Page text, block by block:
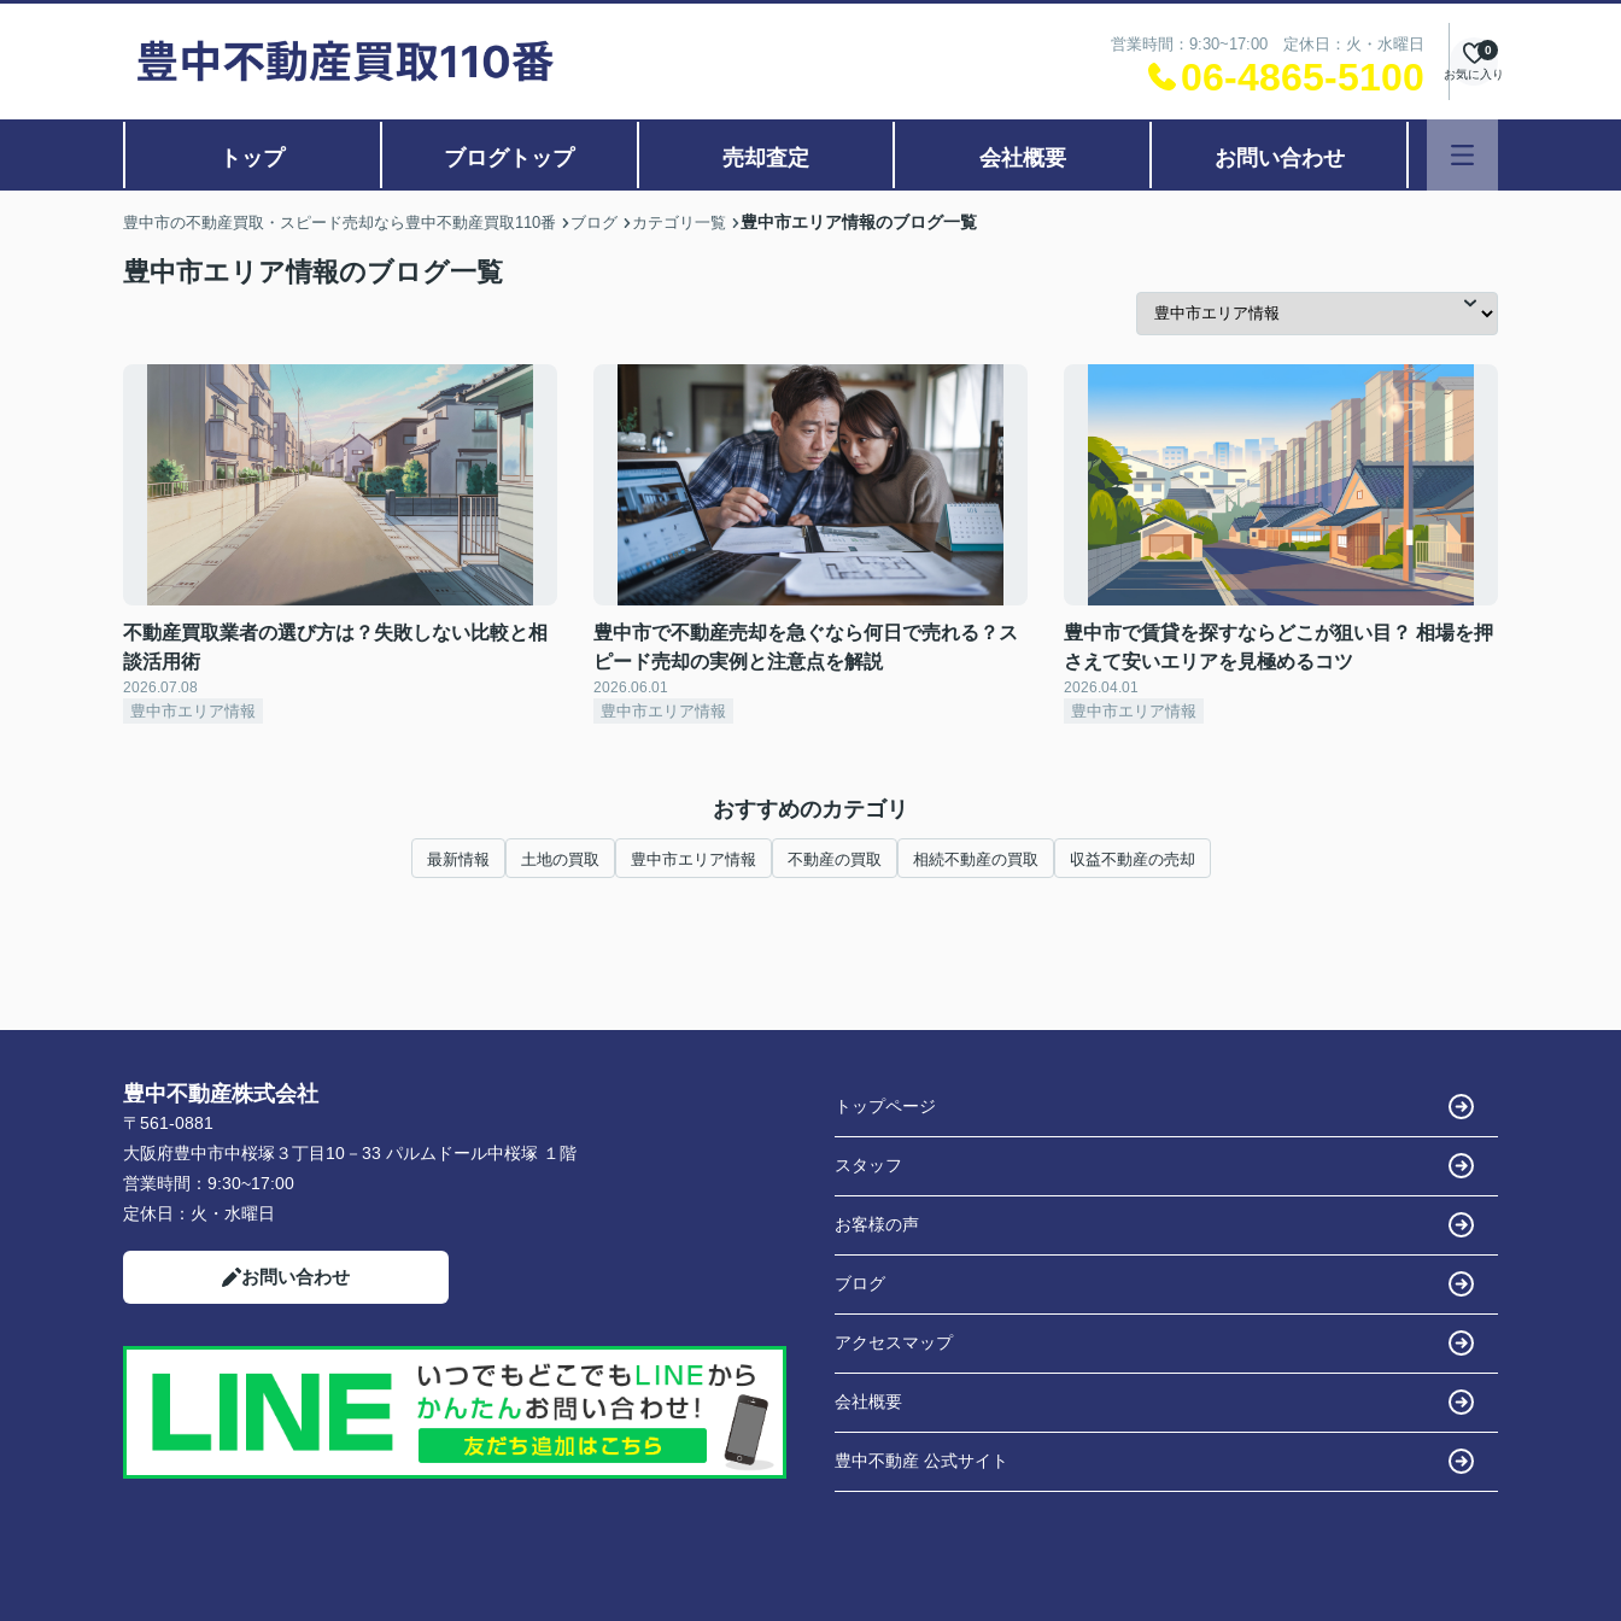
営業時間：9:30~17:00 定休日：火・水曜日
06-4865-5100 お気に入り
0
トップ ブログトップ 売却査定 会社概要 お問い合わせ
豊中市の不動産買取・スピード売却なら豊中不動産買取110番 ブログ カテゴリ一覧 豊中市エリア情報のブログ一覧
豊中市エリア情報のブログ一覧
不動産買取業者の選び方は？失敗しない比較と相
談活用術
2026.07.08
豊中市エリア情報
豊中市で不動産売却を急ぐなら何日で売れる？ス
ピード売却の実例と注意点を解説
2026.06.01
豊中市エリア情報
豊中市で賃貸を探すならどこが狙い目？ 相場を押
さえて安いエリアを見極めるコツ
2026.04.01
豊中市エリア情報
おすすめのカテゴリ
最新情報 土地の買取 豊中市エリア情報 不動産の買取 相続不動産の買取 収益不動産の売却
豊中不動産株式会社
〒561-0881
大阪府豊中市中桜塚３丁目10－33 パルムドール中桜塚 １階
営業時間： 9:30~17:00
定休日： 火・水曜日
お問い合わせ
トップページ
スタッフ
お客様の声
ブログ
アクセスマップ
会社概要
豊中不動産 公式サイト